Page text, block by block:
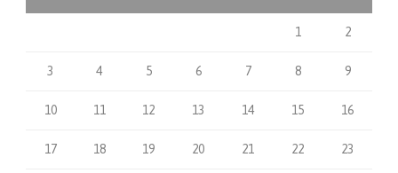
1 2
3 4 5 6 7 8 9
10 11 12 13 14 15 16
17 18 19 20 21 22 23